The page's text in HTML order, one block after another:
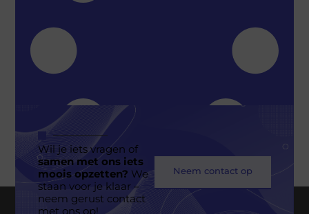
Geen berichten meer om te tonen
Wil je iets vragen of
samen met ons iets
moois opzetten? We
staan voor je klaar –
neem gerust contact
met ons op!
Neem contact op